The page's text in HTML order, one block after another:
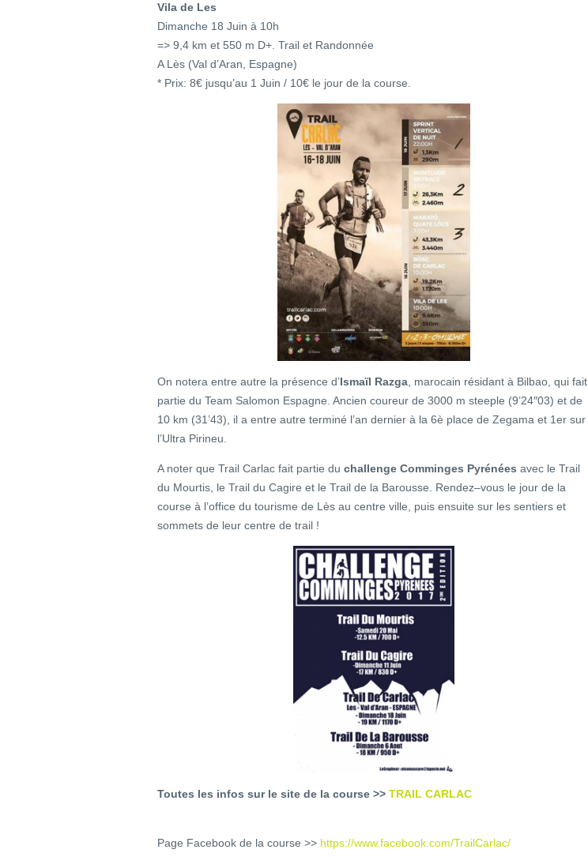
Vila de Les
Dimanche 18 Juin à 10h
=> 9,4 km et 550 m D+. Trail et Randonnée
A Lès (Val d’Aran, Espagne)
* Prix: 8€ jusqu’au 1 Juin / 10€ le jour de la course.
On notera entre autre la présence d’Ismaïl Razga , marocain résidant à Bilbao, qui fait
partie du Team Salomon Espagne. Ancien coureur de 3000 m steeple (9’24″03) et de
10 km (31’43), il a entre autre terminé l’an dernier à la 6è place de Zegama et 1er sur
l’Ultra Pirineu.
A noter que Trail Carlac fait partie du challenge Comminges Pyrénées avec le Trail
du Mourtis, le Trail du Cagire et le Trail de la Barousse. Rendez–vous le jour de la
course à l’office du tourisme de Lès au centre ville, puis ensuite sur les sentiers et
sommets de leur centre de trail !
Toutes les infos sur le site de la course >> TRAIL CARLAC
Page Facebook de la course >> https://www.facebook.com/TrailCarlac/